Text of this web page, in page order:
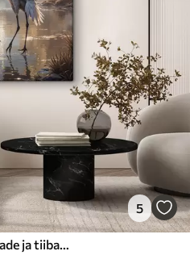
5
Kaks suurt halli, pikkade kaelade ja tiibadega kraanat, mis seisavad puudest ümbritsetud udujärves